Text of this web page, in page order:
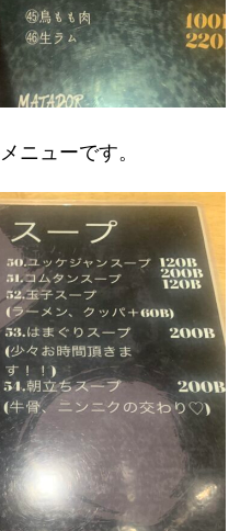
ニューです。